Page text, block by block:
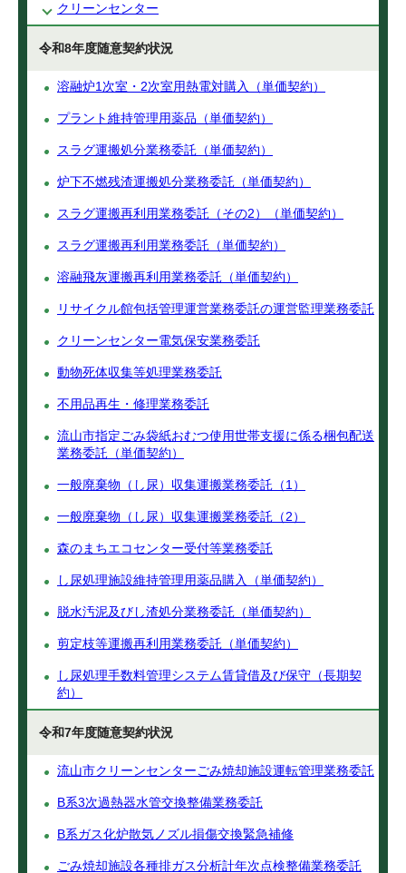
クリーンセンター
令和8年度随意契約状況
溶融炉1次室・2次室用熱電対購入（単価契約）
プラント維持管理用薬品（単価契約）
スラグ運搬処分業務委託（単価契約）
炉下不燃残渣運搬処分業務委託（単価契約）
スラグ運搬再利用業務委託（その2）（単価契約）
スラグ運搬再利用業務委託（単価契約）
溶融飛灰運搬再利用業務委託（単価契約）
リサイクル館包括管理運営業務委託の運営監理業務委託
クリーンセンター電気保安業務委託
動物死体収集等処理業務委託
不用品再生・修理業務委託
流山市指定ごみ袋紙おむつ使用世帯支援に係る梱包配送
業務委託（単価契約）
一般廃棄物（し尿）収集運搬業務委託（1）
一般廃棄物（し尿）収集運搬業務委託（2）
森のまちエコセンター受付等業務委託
し尿処理施設維持管理用薬品購入（単価契約）
脱水汚泥及びし渣処分業務委託（単価契約）
剪定枝等運搬再利用業務委託（単価契約）
し尿処理手数料管理システム賃貸借及び保守（長期契
約）
令和7年度随意契約状況
流山市クリーンセンターごみ焼却施設運転管理業務委託
B系3次過熱器水管交換整備業務委託
B系ガス化炉散気ノズル損傷交換緊急補修
ごみ焼却施設各種排ガス分析計年次点検整備業務委託